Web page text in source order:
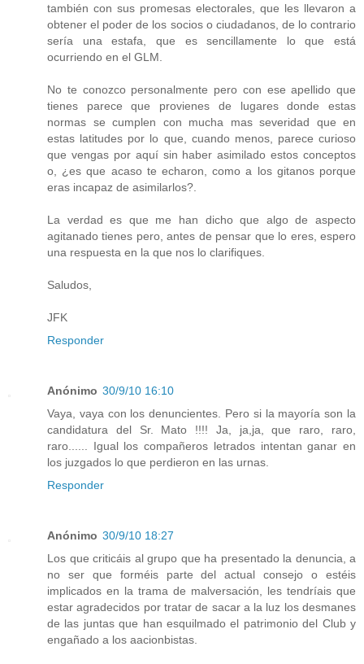
también con sus promesas electorales, que les llevaron a
obtener el poder de los socios o ciudadanos, de lo contrario
sería una estafa, que es sencillamente lo que está
ocurriendo en el GLM.
No te conozco personalmente pero con ese apellido que
tienes parece que provienes de lugares donde estas
normas se cumplen con mucha mas severidad que en
estas latitudes por lo que, cuando menos, parece curioso
que vengas por aquí sin haber asimilado estos conceptos
o, ¿es que acaso te echaron, como a los gitanos porque
eras incapaz de asimilarlos?.
La verdad es que me han dicho que algo de aspecto
agitanado tienes pero, antes de pensar que lo eres, espero
una respuesta en la que nos lo clarifiques.
Saludos,
JFK
Responder
Anónimo 30/9/10 16:10
Vaya, vaya con los denuncientes. Pero si la mayoría son la
candidatura del Sr. Mato !!!! Ja, ja,ja, que raro, raro,
raro...... Igual los compañeros letrados intentan ganar en
los juzgados lo que perdieron en las urnas.
Responder
Anónimo 30/9/10 18:27
Los que criticáis al grupo que ha presentado la denuncia, a
no ser que forméis parte del actual consejo o estéis
implicados en la trama de malversación, les tendríais que
estar agradecidos por tratar de sacar a la luz los desmanes
de las juntas que han esquilmado el patrimonio del Club y
engañado a los aacionbistas.